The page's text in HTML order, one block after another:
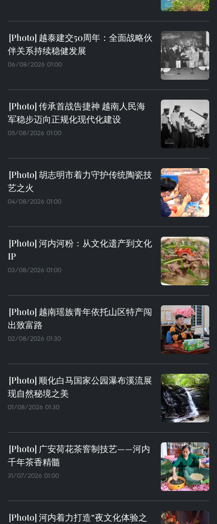
越泰建交50周年：全面战略伙
伴关系持续稳健发展
06/08/2026 01:00
传承首战告捷神 越南人民海
军稳步迈向正规化现代化建设
05/08/2026 01:00
胡志明市着力守护传统陶瓷技
艺之火
04/08/2026 01:00
河内河粉：从文化遗产到文化
IP
03/08/2026 01:00
越南瑶族青年依托山区特产闯
出致富路
02/08/2026 01:30
顺化白马国家公园瀑布溪流展
现自然秘境之美
01/08/2026 01:30
广安荷花茶窨制技艺——河内
千年茶香精髓
31/07/2026 01:00
河内着力打造“夜文化体验之